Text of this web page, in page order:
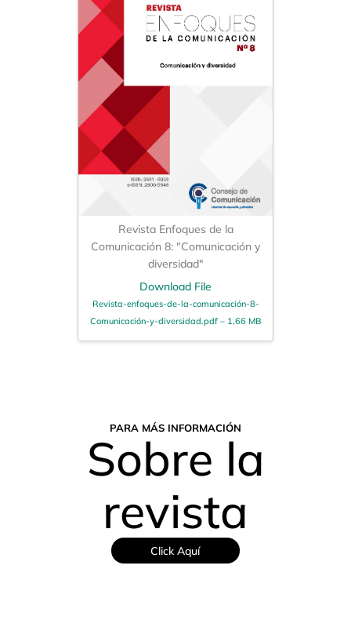
Revista Enfoques de la
Comunicación 8: "Comunicación y
diversidad"
Download File
Revista-enfoques-de-la-comunicación-8-
Comunicación-y-diversidad.pdf – 1,66 MB
PARA MÁS INFORMACIÓN
Sobre la
revista
Click Aquí